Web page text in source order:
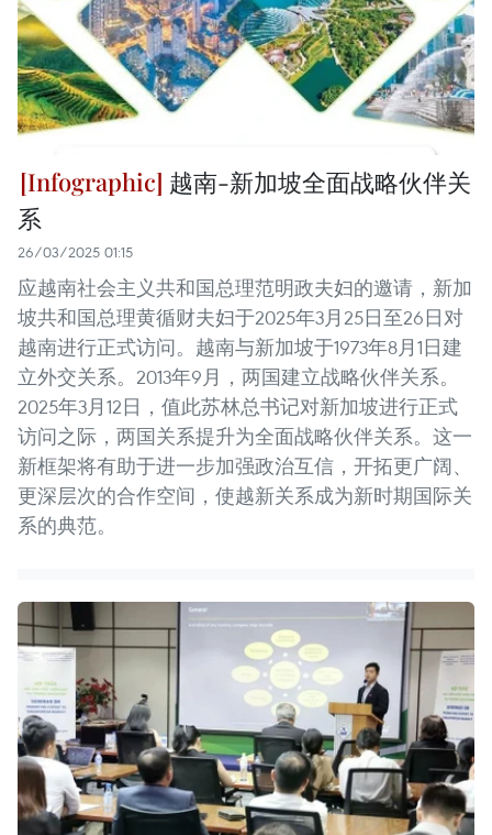
越南-新加坡全面战略伙伴关
系
26/03/2025 01:15
应越南社会主义共和国总理范明政夫妇的邀请，新加
坡共和国总理黄循财夫妇于2025年3月25日至26日对
越南进行正式访问。越南与新加坡于1973年8月1日建
立外交关系。2013年9月，两国建立战略伙伴关系。
2025年3月12日，值此苏林总书记对新加坡进行正式
访问之际，两国关系提升为全面战略伙伴关系。这一
新框架将有助于进一步加强政治互信，开拓更广阔、
更深层次的合作空间，使越新关系成为新时期国际关
系的典范。